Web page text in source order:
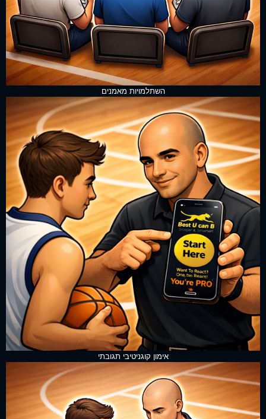
השתלמויות מאמנים
אימון קוגניטיבי תגובתי